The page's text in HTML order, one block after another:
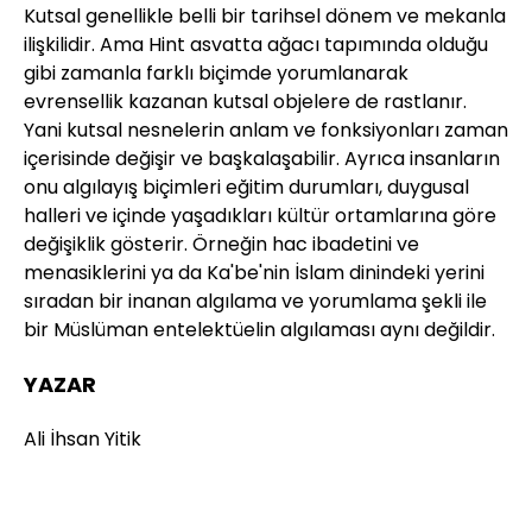
Kutsal genellikle belli bir tarihsel dönem ve mekanla
ilişkilidir. Ama Hint asvatta ağacı tapımında olduğu
gibi zamanla farklı biçimde yorumlanarak
evrensellik kazanan kutsal objelere de rastlanır.
Yani kutsal nesnelerin anlam ve fonksiyonları zaman
içerisinde değişir ve başkalaşabilir. Ayrıca insanların
onu algılayış biçimleri eğitim durumları, duygusal
halleri ve içinde yaşadıkları kültür ortamlarına göre
değişiklik gösterir. Örneğin hac ibadetini ve
menasiklerini ya da Ka'be'nin İslam dinindeki yerini
sıradan bir inanan algılama ve yorumlama şekli ile
bir Müslüman entelektüelin algılaması aynı değildir.
YAZAR
Ali İhsan Yitik